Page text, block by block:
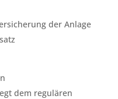
der Anlage
dem regulären